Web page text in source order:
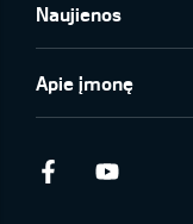
Naujienos
Apie įmonę
Facebook